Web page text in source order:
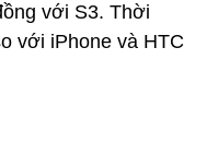
với S3. Thời
với iPhone và HTC